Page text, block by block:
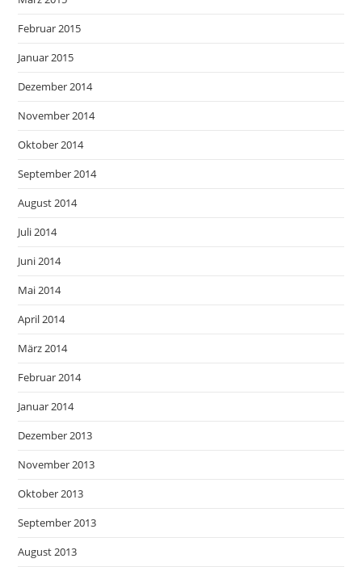
Februar 2015
Januar 2015
Dezember 2014
November 2014
Oktober 2014
September 2014
August 2014
Juli 2014
Juni 2014
Mai 2014
April 2014
März 2014
Februar 2014
Januar 2014
Dezember 2013
November 2013
Oktober 2013
September 2013
August 2013